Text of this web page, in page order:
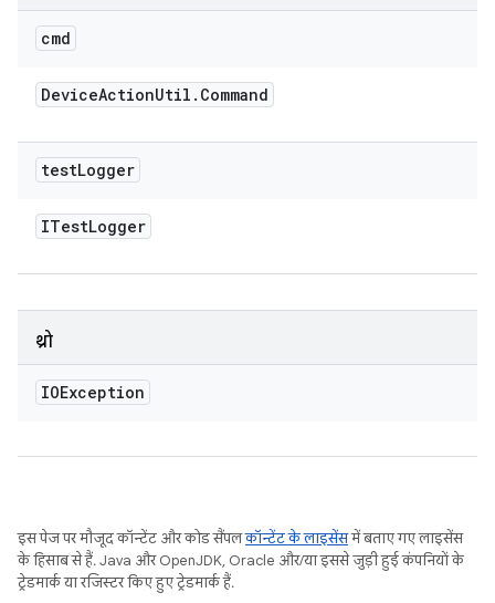
cmd
DeviceActionUtil . Command
testLogger
ITestLogger
थ्रो
IOException
इस पेज पर मौजूद कॉन्टेंट और कोड सैंपलकॉन्टेंट के लाइसेंसमें बताए गए लाइसेंस
के हिसाब से हैं. Java और OpenJDK, Oracle और/या इससे जुड़ी हुई कंपनियों के
ट्रेडमार्क या रजिस्टर किए हुए ट्रेडमार्क हैं.